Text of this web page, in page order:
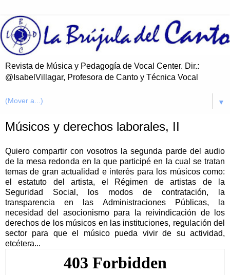
Revista de Música y Pedagogía de Vocal Center. Dir.:
@IsabelVillagar, Profesora de Canto y Técnica Vocal
▼
Músicos y derechos laborales, II
Quiero compartir con vosotros la segunda parde del audio
de la mesa redonda en la que participé en la cual se tratan
temas de gran actualidad e interés para los músicos como:
el estatuto del artista, el Régimen de artistas de la
Seguridad Social, los modos de contratación, la
transparencia en las Administraciones Públicas, la
necesidad del asocionismo para la reivindicación de los
derechos de los músicos en las instituciones, regulación del
sector para que el músico pueda vivir de su actividad,
etcétera...